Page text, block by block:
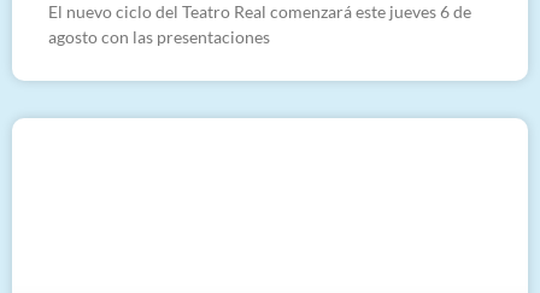
El nuevo ciclo del Teatro Real comenzará este jueves 6 de
agosto con las presentaciones